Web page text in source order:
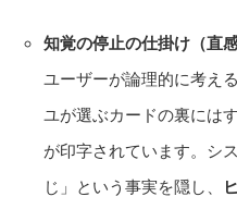
知覚の停止の仕掛け（直
ユーザーが論理的に考え
ユが選ぶカードの裏には
が印字されています。シ
じ」という事実を隠し、